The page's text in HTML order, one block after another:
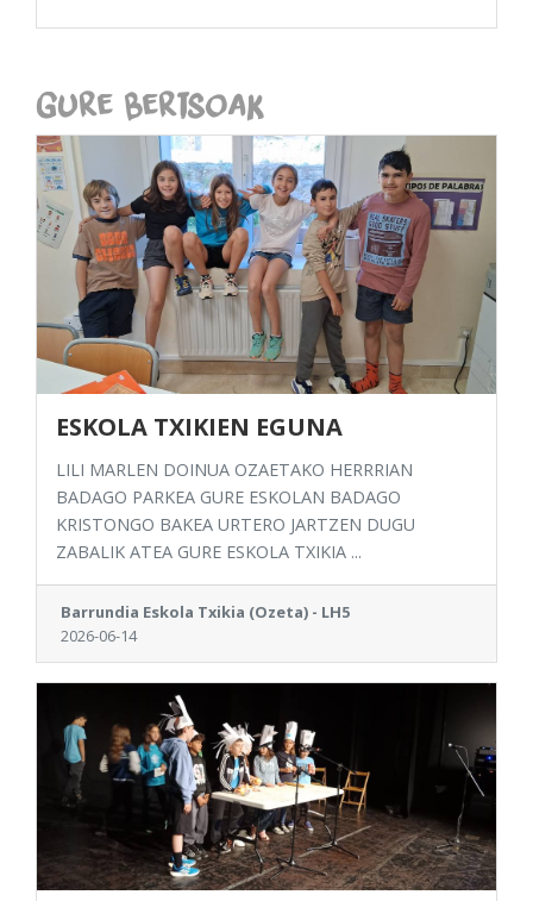
Gure Bertsoak
ESKOLA TXIKIEN EGUNA
LILI MARLEN DOINUA OZAETAKO HERRRIAN
BADAGO PARKEA GURE ESKOLAN BADAGO
KRISTONGO BAKEA URTERO JARTZEN DUGU
ZABALIK ATEA GURE ESKOLA TXIKIA ...
Barrundia Eskola Txikia (Ozeta) - LH5
2026-06-14